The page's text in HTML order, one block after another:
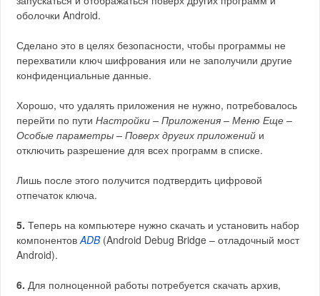
оболочки Android.
Сделано это в целях безопасности, чтобы программы не
перехватили ключ шифрования или не заполучили другие
конфиденциальные данные.
Хорошо, что удалять приложения не нужно, потребовалось
перейти по путиНастройки – Приложения – Меню Еще –
Особые параметры – Поверх других приложений и
отключить разрешение для всех программ в списке.
Лишь после этого получится подтвердить цифровой
отпечаток ключа.
5. Теперь на компьютере нужно скачать и установить набор
компонентовADB(Android Debug Bridge – отладочный мост
Android).
6. Для полноценной работы потребуется скачать архив,